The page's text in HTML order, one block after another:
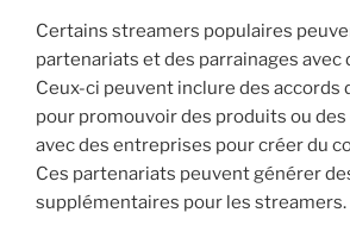
Certains streamers populaires
partenariats et des parrainages avec
Ceux-ci peuvent inclure des accords
pour promouvoir des produits ou
avec des entreprises pour créer du
Ces partenariats peuvent générer
supplémentaires pour les streamers.